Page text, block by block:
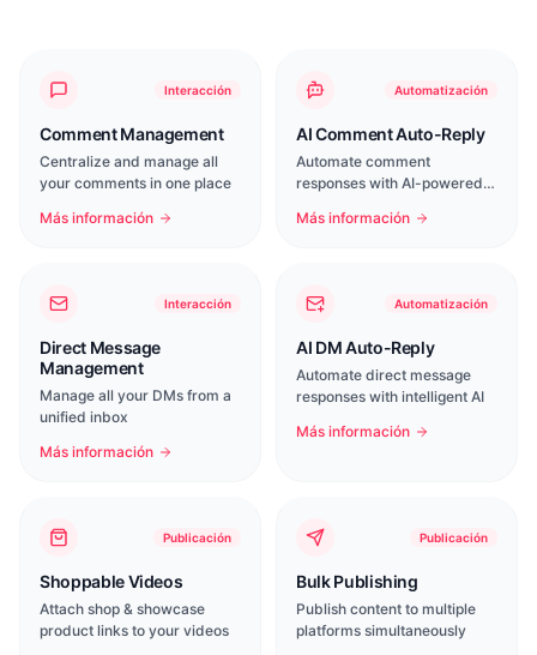
Interacción
Comment Management
Centralize and manage all
your comments in one place
Más información
Automatización
AI Comment Auto-Reply
Automate comment
responses with AI-powered
Más información
Interacción
Direct Message
Management
Manage all your DMs from a
unified inbox
Más información
Automatización
AI DM Auto-Reply
Automate direct message
responses with intelligent AI
Más información
Publicación
Shoppable Videos
Attach shop & showcase
product links to your videos
Publicación
Bulk Publishing
Publish content to multiple
platforms simultaneously